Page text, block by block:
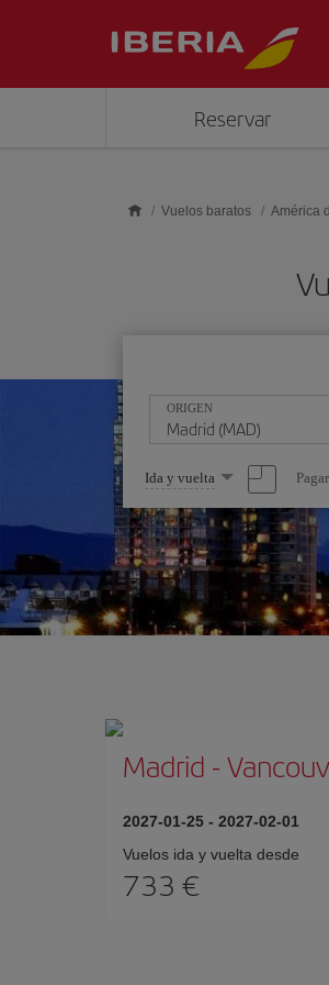
Reservar
Vuelos baratos América
ORIGEN
Seleccione
una
opción
Ida y vuelta
Madrid -
2027-01-25 - 2027-02-01
Vuelos ida y vuelta desde
733 €